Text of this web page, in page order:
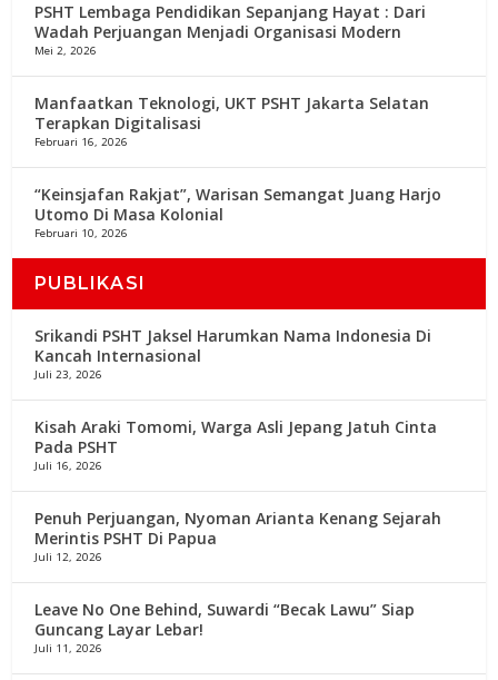
PSHT Lembaga Pendidikan Sepanjang Hayat : Dari
Wadah Perjuangan Menjadi Organisasi Modern
Mei 2, 2026
Manfaatkan Teknologi, UKT PSHT Jakarta Selatan
Terapkan Digitalisasi
Februari 16, 2026
“Keinsjafan Rakjat”, Warisan Semangat Juang Harjo
Utomo Di Masa Kolonial
Februari 10, 2026
PUBLIKASI
Srikandi PSHT Jaksel Harumkan Nama Indonesia Di
Kancah Internasional
Juli 23, 2026
Kisah Araki Tomomi, Warga Asli Jepang Jatuh Cinta
Pada PSHT
Juli 16, 2026
Penuh Perjuangan, Nyoman Arianta Kenang Sejarah
Merintis PSHT Di Papua
Juli 12, 2026
Leave No One Behind, Suwardi “Becak Lawu” Siap
Guncang Layar Lebar!
Juli 11, 2026